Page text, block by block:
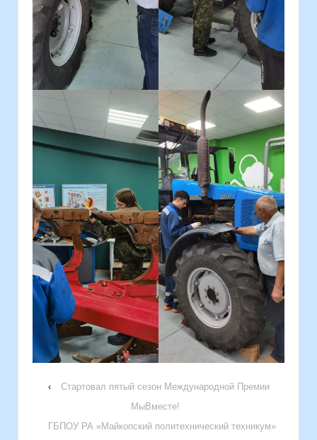
‹
Стартовал пятый сезон Международной Премии
МыВместе!
ГБПОУ РА «Майкопский политехнический техникум»